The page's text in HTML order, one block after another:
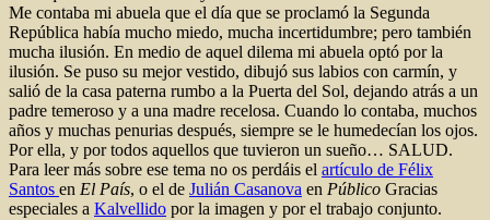
Me contaba mi abuela que el día que se proclamó la Segunda
República había mucho miedo, mucha incertidumbre; pero también
mucha ilusión. En medio de aquel dilema mi abuela optó por la
ilusión. Se puso su mejor vestido, dibujó sus labios con carmín, y
salió de la casa paterna rumbo a la Puerta del Sol, dejando atrás a un
padre temeroso y a una madre recelosa. Cuando lo contaba, muchos
años y muchas penurias después, siempre se le humedecían los ojos.
Por ella, y por todos aquellos que tuvieron un sueño… SALUD.
Para leer más sobre ese tema no os perdáis el artículo de Félix
Santos en El País, o el de Julián Casanova en Público Gracias
especiales a Kalvellido por la imagen y por el trabajo conjunto.